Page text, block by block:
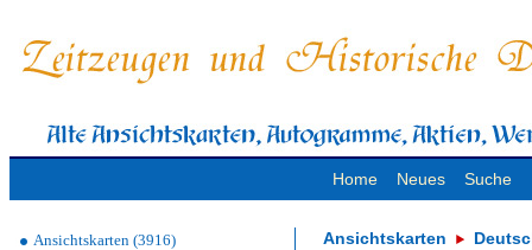
Home Neues Suche
Ansichtskarten (3916)
Ansichtskarten